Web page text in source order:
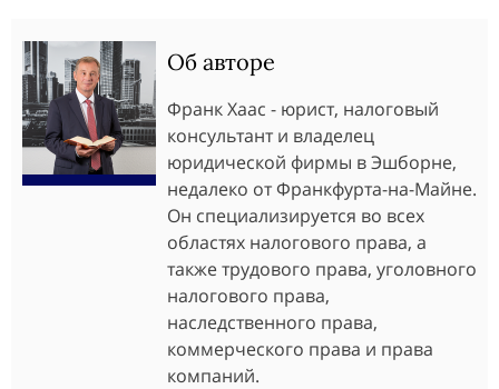
Об авторе
Франк Хаас - юрист, налоговый
консультант и владелец
юридической фирмы в Эшборне,
недалеко от Франкфурта-на-Майне.
Он специализируется во всех
областях налогового права, а
также трудового права, уголовного
налогового права,
наследственного права,
коммерческого права и права
компаний.